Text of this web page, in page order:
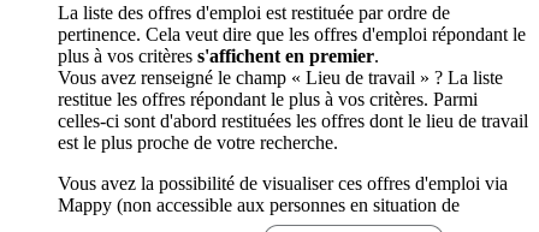
La liste des offres d'emploi est restituée par ordre de
pertinence. Cela veut dire que les offres d'emploi répondant le
plus à vos critères s'affichent en premier.
Vous avez renseigné le champ « Lieu de travail » ? La liste
restitue les offres répondant le plus à vos critères. Parmi
celles-ci sont d'abord restituées les offres dont le lieu de travail
est le plus proche de votre recherche.
Vous avez la possibilité de visualiser ces offres d'emploi via
Mappy (non accessible aux personnes en situation de